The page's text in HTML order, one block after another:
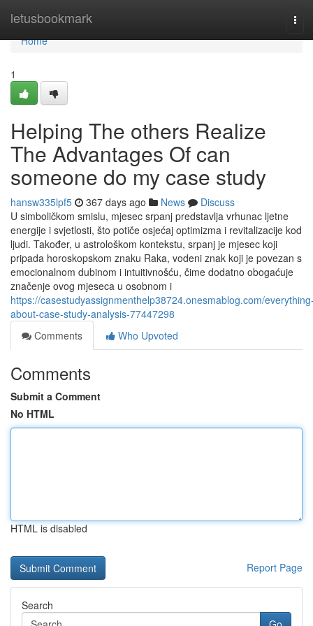
letusbookmark
Home
Home
1
Helping The others Realize
The Advantages Of can
someone do my case study
hansw335lpf5 367 days ago News
Discuss
U simboličkom smislu, mjesec srpanj predstavlja vrhunac ljetne
energije i svjetlosti, što potiče osjećaj optimizma i revitalizacije kod
ljudi. Također, u astrološkom kontekstu, srpanj je mjesec koji
pripada horoskopskom znaku Raka, vodeni znak koji je povezan s
emocionalnom dubinom i intuitivnošću, čime dodatno obogaćuje
značenje ovog mjeseca u osobnom i
https://casestudyassignmenthelp38724.onesmablog.com/
about-case-study-analysis-77447298
Comments
Who Upvoted
Comments
Submit a Comment
No HTML
HTML is disabled
Report Page
Search